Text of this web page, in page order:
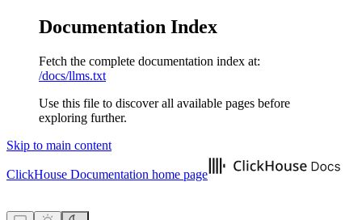
Documentation Index
Fetch the complete documentation index at:
/docs/llms.txt
Use this file to discover all available pages before
exploring further.
Skip to main content
ClickHouse Documentation home page